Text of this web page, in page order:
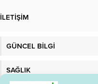
karşı vücudun yeniden su
İLETİŞİM
GÜNCEL BİLGİ
SAĞLIK